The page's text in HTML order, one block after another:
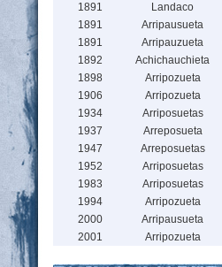
1891
Landaco
1891
Arripausueta
1891
Arripauzueta
1892
Achichauchieta
1898
Arripozueta
1906
Arripozueta
1934
Arriposuetas
1937
Arreposueta
1947
Arreposuetas
1952
Arriposuetas
1983
Arriposuetas
1994
Arripozueta
2000
Arripausueta
2001
Arripozueta